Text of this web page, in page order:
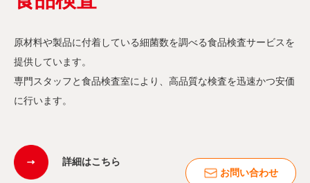
原材料や製品に付着している細菌数を調べる食品検査サービスを
提供しています。
専門スタッフと食品検査室により、高品質な検査を迅速かつ安価
に行います。
詳細はこちら
お問い合わせ